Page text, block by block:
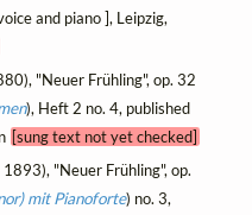
and piano ], Leipzig,
"Neuer Frühling", op. 32
), Heft 2 no. 4, published
[sung text not yet checked]
"Neuer Frühling", op.
mit Pianoforte) no. 3,